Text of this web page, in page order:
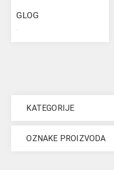
GLOG
KATEGORIJE
OZNAKE PROIZVODA